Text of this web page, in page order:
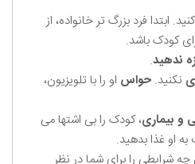
ابتدا فرد بزرگ تر خانواده، از
کودک باشد.
ندهید.
نکنید. حواس او را با تلویزیون،
و بیماری، کودک را بی اشتها می
او غذا بدهید.
شرايطي را براي شما در نظر